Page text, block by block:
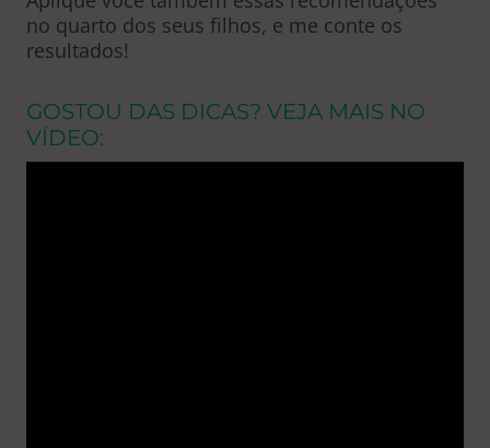
no quarto dos seus filhos, e me conte os
resultados!
GOSTOU DAS DICAS? VEJA MAIS NO
VÍDEO: